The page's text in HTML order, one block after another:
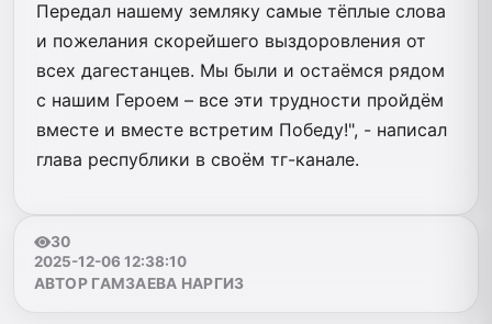
Передал нашему земляку самые тёплые слова
и пожелания скорейшего выздоровления от
всех дагестанцев. Мы были и остаёмся рядом
с нашим Героем – все эти трудности пройдём
вместе и вместе встретим Победу!", - написал
глава республики в своём тг-канале.
30
2025-12-06 12:38:10
АВТОР ГАМЗАЕВА НАРГИЗ